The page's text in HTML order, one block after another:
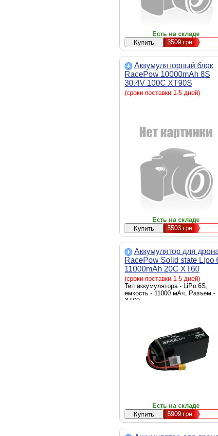
Есть на складе
3509 грн
Аккумуляторный блок
RacePow 10000mAh 8S
30.4V 100C XT90S
(10000mAh-8S-100C)
(сроки поставки 1-5 дней)
Есть на складе
5503 грн
Аккумулятор для
RacePow Solid state Lipo
11000mAh 20C XT60
(11000mAh-6s-20C)
(сроки поставки 1-5 дней)
Тип аккумулятора - LiPo 6S,
емкость - 11000 мАч, Разъем -
XT60
Есть на складе
5909 грн